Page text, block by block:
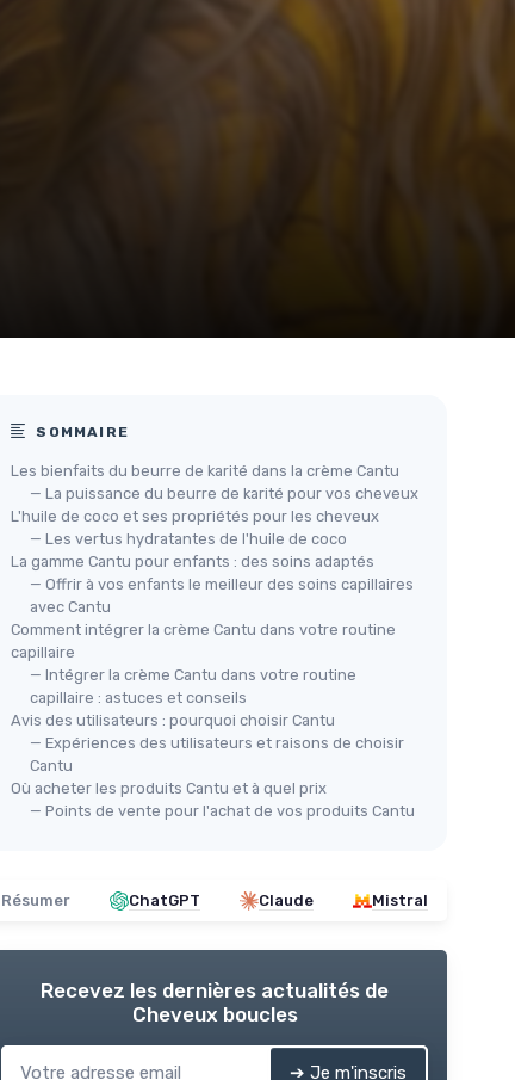
SOMMAIRE
Les bienfaits du beurre de karité dans la crème Cantu
— La puissance du beurre de karité pour vos cheveux
L'huile de coco et ses propriétés pour les cheveux
— Les vertus hydratantes de l'huile de coco
La gamme Cantu pour enfants : des soins adaptés
— Offrir à vos enfants le meilleur des soins capillaires
avec Cantu
Comment intégrer la crème Cantu dans votre routine
capillaire
— Intégrer la crème Cantu dans votre routine
capillaire : astuces et conseils
Avis des utilisateurs : pourquoi choisir Cantu
— Expériences des utilisateurs et raisons de choisir
Cantu
Où acheter les produits Cantu et à quel prix
— Points de vente pour l'achat de vos produits Cantu
Résumer ChatGPT Claude Mistral
Recevez les dernières actualités de
Cheveux boucles
➔ Je m'inscris